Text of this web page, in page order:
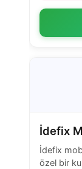
İdefix
İdefix
özel bir